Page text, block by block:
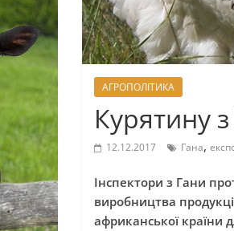
АГРОПОЛІТИКА
Курятину
12.12.2017 Гана,
Інспектори з Гани
виробництва
африканської країни